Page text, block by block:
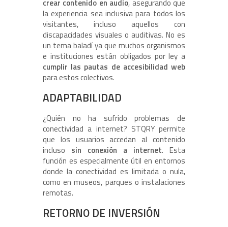
crear contenido en audio, asegurando que
la experiencia sea inclusiva para todos los
visitantes, incluso aquellos con
discapacidades visuales o auditivas. No es
un tema baladí ya que muchos organismos
e instituciones están obligados por ley a
cumplir las pautas de accesibilidad web
para estos colectivos.
ADAPTABILIDAD
¿Quién no ha sufrido problemas de
conectividad a internet? STQRY permite
que los usuarios accedan al contenido
incluso sin conexión a internet. Esta
función es especialmente útil en entornos
donde la conectividad es limitada o nula,
como en museos, parques o instalaciones
remotas.
RETORNO DE INVERSIÓN